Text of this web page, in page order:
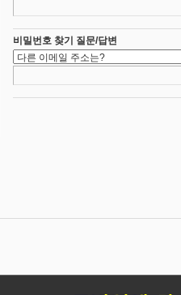
비밀번호 찾기 질문/답변